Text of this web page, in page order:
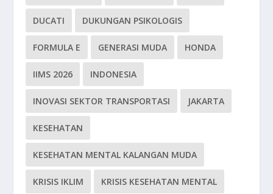
DUCATI DUKUNGAN PSIKOLOGIS
FORMULA E GENERASI MUDA HONDA
IIMS 2026 INDONESIA
INOVASI SEKTOR TRANSPORTASI JAKARTA
KESEHATAN
KESEHATAN MENTAL KALANGAN MUDA
KRISIS IKLIM KRISIS KESEHATAN MENTAL